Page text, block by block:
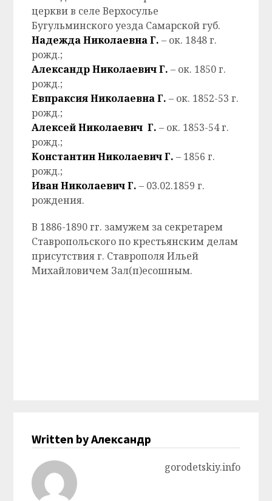
церкви в селе Верхосулье
Бугульминского уезда Самарской губ.
Надежда Николаевна Г.– ок. 1848 г.
рожд.;
Александр Николаевич Г.– ок. 1850 г.
рожд.;
Евпраксия Николаевна Г.– ок. 1852-53 г.
рожд.;
Алексей Николаевич Г.– ок. 1853-54 г.
рожд.;
Константин Николаевич Г.– 1856 г.
рожд.;
Иван Николаевич Г.– 03.02.1859 г.
рождения.
В 1886-1890 гг. замужем за секретарем
Ставропольского по крестьянским делам
присутствия г. Ставрополя Ильей
Михайловичем Зал(п)есошным.
Written by Александр
gorodetskiy.info